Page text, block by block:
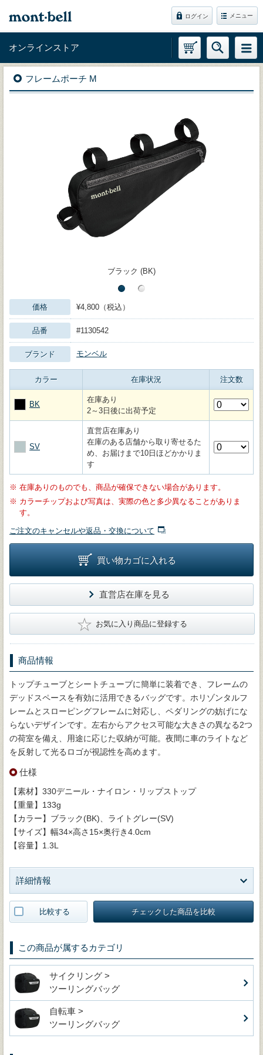
ログイン メニュー
オンラインストア
フレームポーチ M
ブラック (BK)
価格 ¥4,800（税込）
品番 #1130542
ブランド モンベル
カラー 在庫状況 注文数
BK
在庫あり
2～3日後に出荷予定
SV
直営店在庫あり
在庫のある店舗から取り寄せるた
め、お届けまで10日ほどかかりま
す
※ 在庫ありのものでも、商品が確保できない場合があります。
※ カラーチップおよび写真は、実際の色と多少異なることがありま
す。
ご注文のキャンセルや返品・交換について
買い物カゴに入れる
直営店在庫を見る
★ お気に入り商品に登録する
商品情報
トップチューブとシートチューブに簡単に装着でき、フレームの
デッドスペースを有効に活用できるバッグです。ホリゾンタルフ
レームとスローピングフレームに対応し、ペダリングの妨げにな
らないデザインです。左右からアクセス可能な大きさの異なる2つ
の荷室を備え、用途に応じた収納が可能。夜間に車のライトなど
を反射して光るロゴが視認性を高めます。
仕様
【素材】330デニール・ナイロン・リップストップ
【重量】133g
【カラー】ブラック(BK)、ライトグレー(SV)
【サイズ】幅34×高さ15×奥行き4.0cm
【容量】1.3L
詳細情報
比較する チェックした商品を比較
この商品が属するカテゴリ
サイクリング >
ツーリングバッグ
自転車 >
ツーリングバッグ